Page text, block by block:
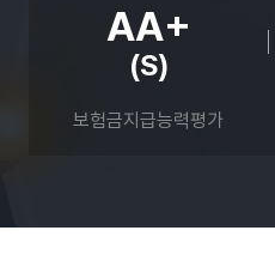
AA+
(S)
보험금지급능력평가